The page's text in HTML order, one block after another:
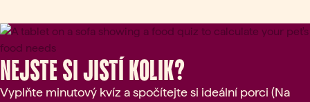
Nejste si jistí kolik?
Vyplňte minutový kvíz a spočítejte si ideální porci (Na